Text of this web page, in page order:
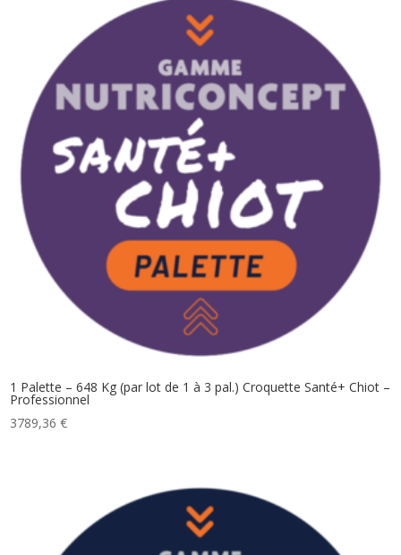
1 Palette – 648 Kg (par lot de 1 à 3 pal.) Croquette Santé+ Chiot –
Professionnel
3789,36€